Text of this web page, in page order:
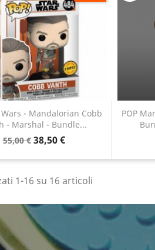
Wars - Mandalorian Cobb
- Marshal - Bundle...
55,00 € 38,50 €
Anteprima
POP
1-16 su 16 articoli